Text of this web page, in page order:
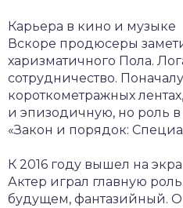
Карьера в кино и музыке
Вскоре продюсеры
харизматичного Пола.
сотрудничество.
короткометражных
и эпизодичную, но роль
«Закон и порядок:
К 2016 году вышел на
Актер играл главную
будущем, фантазийный.